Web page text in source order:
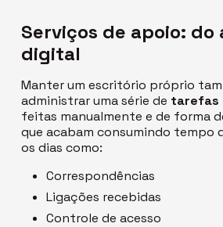
Serviços de apoio: do
digital
Manter um escritório próprio
administraruma série de tarefas
feitas manualmente e de forma
que acabam consumindo tempo
os dias como:
Correspondências
Ligações recebidas
Controle de acesso